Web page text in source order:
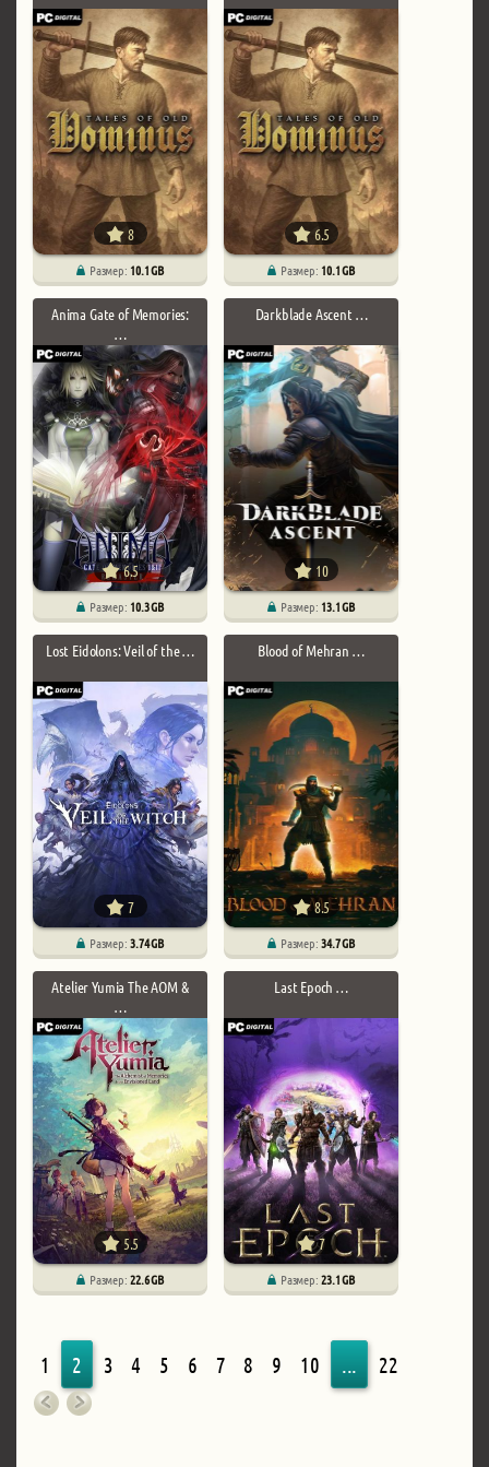
8
Размер: 10.1 GB
6.5
Размер: 10.1 GB
Anima Gate of Memories:
…
6.5
Размер: 10.3 GB
Darkblade Ascent …
10
Размер: 13.1 GB
Lost Eidolons: Veil of the …
7
Размер:3.74 GB
Blood of Mehran …
8.5
Размер:34.7 GB
Atelier Yumia The AOM &
…
5.5
Размер:22.6 GB
Last Epoch …
7
Размер:23.1 GB
1 2 3 4 5 6 7 8 9 10 ... 22